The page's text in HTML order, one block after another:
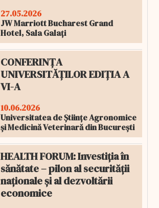
27.05.2026
JW Marriott Bucharest Grand
Hotel, Sala Galați
CONFERINȚA
UNIVERSITĂȚILOR EDIȚIA A
VI-A
10.06.2026
Universitatea de Științe Agronomice
și Medicină Veterinară din București
HEALTH FORUM: Investiția în
sănătate – pilon al securității
naționale și al dezvoltării
economice